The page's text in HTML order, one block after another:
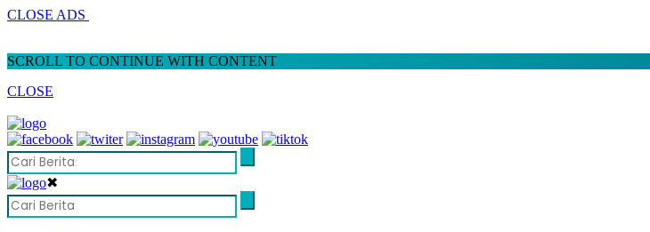
CLOSE ADS
SCROLL TO CONTINUE WITH CONTENT
CLOSE
✖